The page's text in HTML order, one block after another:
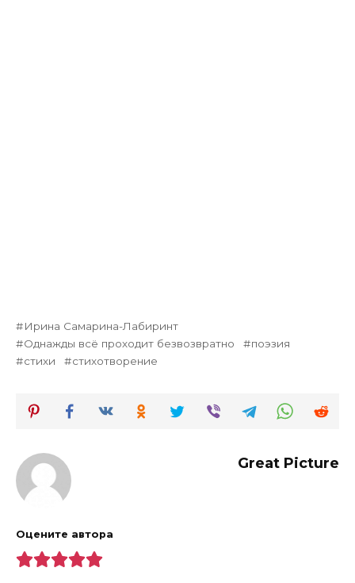
Ирина Самарина-Лабиринт
Однажды всё проходит безвозвратно
поэзия
стихи
стихотворение
Great Picture
Оцените автора